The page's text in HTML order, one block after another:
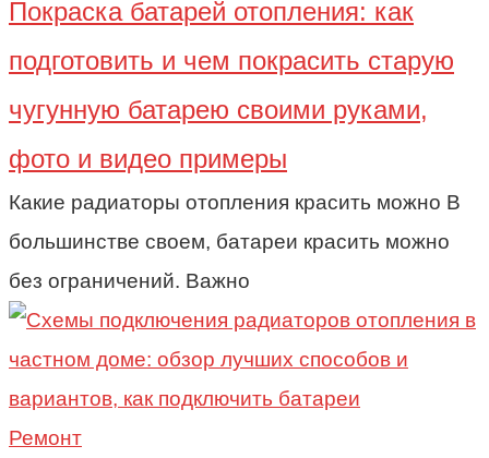
Покраска батарей отопления: как
подготовить и чем покрасить старую
чугунную батарею своими руками,
фото и видео примеры
Какие радиаторы отопления красить можно В
большинстве своем, батареи красить можно
без ограничений. Важно
Ремонт